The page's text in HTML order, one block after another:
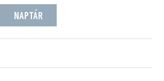
NAPTÁR